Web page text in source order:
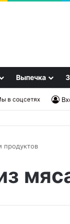
Выпечка
в соцсетях
продуктов